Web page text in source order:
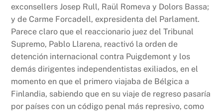
exconsellers Josep Rull, Raül Romeva y Dolors Bassa;
y de Carme Forcadell, expresidenta del Parlament.
Parece claro que el reaccionario juez del Tribunal
Supremo, Pablo Llarena, reactivó la orden de
detención internacional contra Puigdemont y los
demás dirigentes independentistas exiliados, en el
momento en que el primero viajaba de Bélgica a
Finlandia, sabiendo que en su viaje de regreso pasaría
por países con un código penal más represivo, como